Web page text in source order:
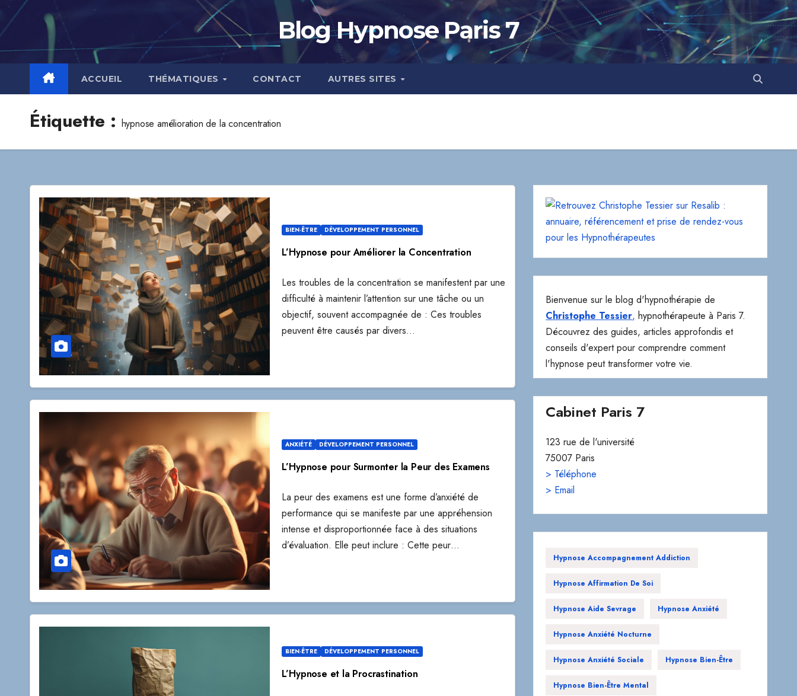
to
content
Blog Hypnose Paris 7
ACCUEIL THÉMATIQUES CONTACT AUTRES SITES
Étiquette : hypnose amélioration de la concentration
BIEN-ÊTRE DÉVELOPPEMENT PERSONNEL
L’Hypnose pour Améliorer la Concentration
Les troubles de la concentration se manifestent par une
difficulté à maintenir l’attention sur une tâche ou un
objectif, souvent accompagnée de : Ces troubles
peuvent être causés par divers…
ANXIÉTÉ DÉVELOPPEMENT PERSONNEL
L’Hypnose pour Surmonter la Peur des Examens
La peur des examens est une forme d’anxiété de
performance qui se manifeste par une appréhension
intense et disproportionnée face à des situations
d’évaluation. Elle peut inclure : Cette peur…
BIEN-ÊTRE DÉVELOPPEMENT PERSONNEL
L’Hypnose et la Procrastination
Bienvenue sur le blog d'hypnothérapie de
Christophe Tessier, hypnothérapeute à Paris 7.
Découvrez des guides, articles approfondis et
conseils d'expert pour comprendre comment
l'hypnose peut transformer votre vie.
Cabinet Paris 7
123 rue de l'université
75007 Paris
> Téléphone
> Email
Hypnose Accompagnement Addiction
Hypnose Affirmation De Soi
Hypnose Aide Sevrage Hypnose Anxiété
Hypnose Anxiété Nocturne
Hypnose Anxiété Sociale Hypnose Bien-Être
Hypnose Bien-Être Mental